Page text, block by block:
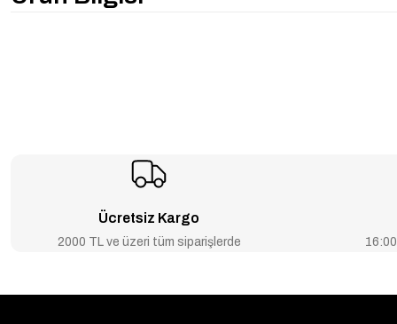
Ücretsiz Kargo
2000 TL ve üzeri tüm siparişlerde